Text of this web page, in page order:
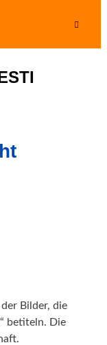
Bilder, die
betiteln. Die